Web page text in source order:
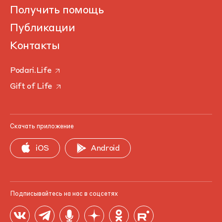
Получить помощь
Публикации
Контакты
Podari.Life
Gift of Life
Скачать приложение
iOS Android
Подписывайтесь на нас в соцсетях